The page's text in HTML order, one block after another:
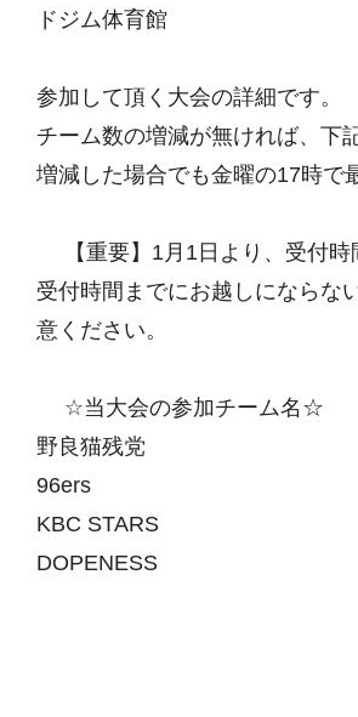
ドジム体育館
参加して頂く大会の詳細です。
チーム数の増減が無ければ、下
増減した場合でも金曜の17時で
【重要】1月1日より、受付
受付時間までにお越しにならな
意ください。
☆当大会の参加チーム名☆
野良猫残党
96ers
KBC STARS
DOPENESS